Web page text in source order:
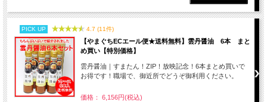
PICK UP 4.7 (11件)
【やまぐちECエール便★送料無料】雲丹醤油 6本 まと
め買い【特別価格】
雲丹醤油｜すまたん！ZIP！放映記念！6本まとめ買いで
お得です！職場で、御近所でどうぞ御利用ください。
価格： 6,156円(税込)